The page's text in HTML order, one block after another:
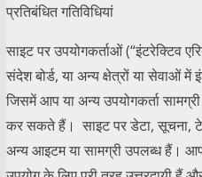
प्रतिबंधित गतिविधियां
साइट पर उपयोगकर्ताओं (“इंटरेक्टिव
संदेश बोर्ड, या अन्य क्षेत्रों या सेवाओं
जिसमें आप या अन्य उपयोगकर्ता
कर सकते हैं। साइट पर डेटा, सूचना,
अन्य आइटम या सामग्री उपलब्ध हैं।